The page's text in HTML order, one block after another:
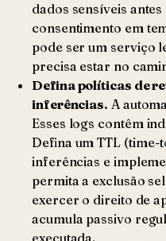
dados sensíveis
consentimento em
pode ser um serviço
precisa estar no
Defina políticas de
inferências. A
Esses logs contêm
Defina um TTL (time-
inferências e
permita a exclusão
exercer o direito de
acumula passivo